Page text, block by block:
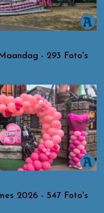
- 293 Foto's
2026 - 547 Foto's